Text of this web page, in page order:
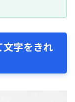
文字をきれ